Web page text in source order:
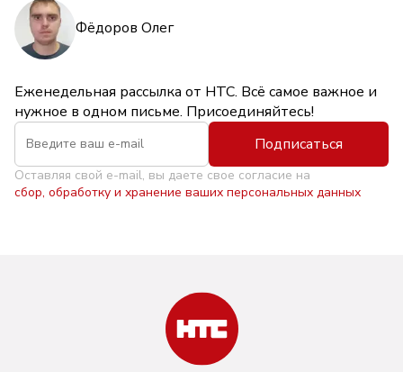
Фёдоров Олег
Еженедельная рассылка от НТС. Всё самое важное и
нужное в одном письме. Присоединяйтесь!
Подписаться
Оставляя свой e-mail, вы даете свое согласие на
сбор, обработку и хранение ваших персональных данных